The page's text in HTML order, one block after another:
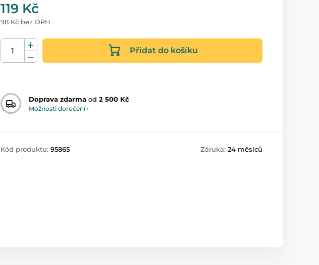
119 Kč
98 Kč bez DPH
Přidat do košíku
Doprava zdarma od 2 500 Kč
Možnosti doručení ›
Kód produktu: 95865 Záruka: 24 měsíců